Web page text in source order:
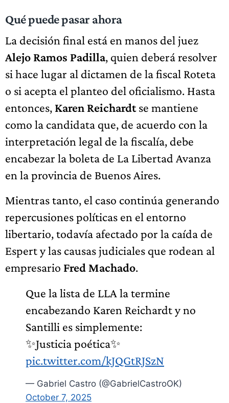
Qué puede pasar ahora
La decisión final está en manos del juez
Alejo Ramos Padilla, quien deberá resolver
si hace lugar al dictamen de la fiscal Roteta
o si acepta el planteo del oficialismo. Hasta
entonces, Karen Reichardtse mantiene
como la candidata que, de acuerdo con la
interpretación legal de la fiscalía, debe
encabezar la boleta de La Libertad Avanza
en la provincia de Buenos Aires.
Mientras tanto, el caso continúa generando
repercusiones políticas en el entorno
libertario, todavía afectado por la caída de
Espert y las causas judiciales que rodean al
empresario Fred Machado.
Que la lista de LLA la termine
encabezando Karen Reichardt y no
Santilli es simplemente:
✨️Justicia poética✨️
pic.twitter.com/kJQGtRJSzN
— Gabriel Castro (@GabrielCastroOK)
October 7, 2025